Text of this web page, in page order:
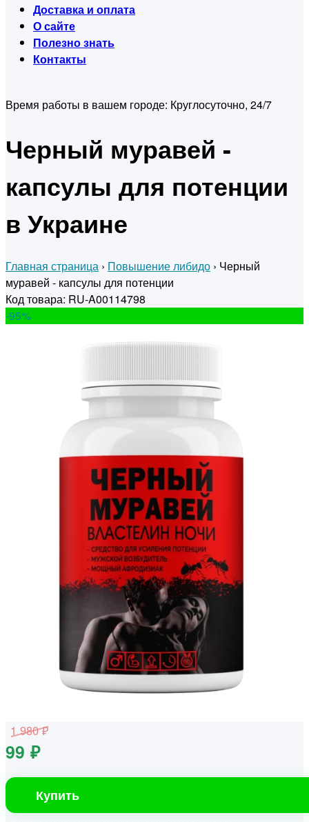
Доставка и оплата
О сайте
Полезно знать
Контакты
Время работы в вашем городе: Круглосуточно, 24/7
Черный муравей -
капсулы для потенции
в Украине
Главная страница › Повышение либидо › Черный
муравей - капсулы для потенции
Код товара: RU-A00114798
-95%
1 980 ₽
99 ₽
Купить